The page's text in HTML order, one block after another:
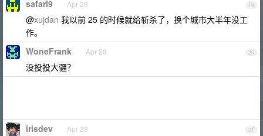
19
safari9 Apr 28
@xujdan 我以前 25 的时候就给斩杀了，换个城市大半年没工
作。
20
WoneFrank Apr 28
没投投大疆？
21
irisdev Apr 28